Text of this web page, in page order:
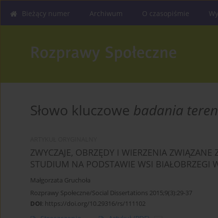
Bieżący numer Archiwum O czasopiśmie
Słowo kluczowe badania
ZWYCZAJE, OBRZĘDY I WIERZENIA
STUDIUM NA PODSTAWIE WSI BIAŁOBRZEGI
Małgorzata Gruchoła
Rozprawy Społeczne/Social Dissertations 2015;9(3):29-37
DOI: https://doi.org/10.29316/rs/111102